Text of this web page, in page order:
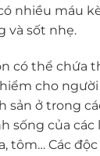
nhiều máu
và sốt nhẹ.
có thể chứa
cho
sản ở trong
sống của
tôm… Các